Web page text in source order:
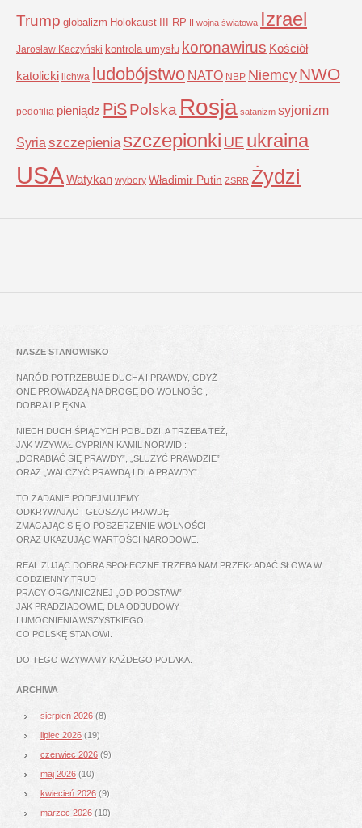
Trump globalizm Holokaust III RP II wojna światowa Izrael
Jarosław Kaczyński kontrola umysłu koronawirus Kościół
katolicki lichwa ludobójstwo NATO NBP NiemcyNWO
pedofilia pieniądz PiSPolska Rosja satanizm syjonizm
Syria szczepienia szczepionki UE ukraina
USAWatykan wybory Władimir Putin ZSRR Żydzi
NASZE STANOWISKO
NARÓD POTRZEBUJE DUCHA I PRAWDY, GDYŻ
ONE PROWADZĄ NA DROGĘ DO WOLNOŚCI,
DOBRA I PIĘKNA.
NIECH DUCH ŚPIĄCYCH POBUDZI, A TRZEBA TEŻ,
JAK WZYWAŁ CYPRIAN KAMIL NORWID :
„DORABIAĆ SIĘ PRAWDY”, „SŁUŻYĆ PRAWDZIE”
ORAZ „WALCZYĆ PRAWDĄ I DLA PRAWDY”.
TO ZADANIE PODEJMUJEMY
ODKRYWAJĄC I GŁOSZĄC PRAWDĘ,
ZMAGAJĄC SIĘ O POSZERZENIE WOLNOŚCI
ORAZ UKAZUJĄC WARTOŚCI NARODOWE.
REALIZUJĄC DOBRA SPOŁECZNE TRZEBA NAM PRZEKŁADAĆ SŁOWA W
CODZIENNY TRUD
PRACY ORGANICZNEJ „OD PODSTAW”,
JAK PRADZIADOWIE, DLA ODBUDOWY
I UMOCNIENIA WSZYSTKIEGO,
CO POLSKĘ STANOWI.
DO TEGO WZYWAMY KAŻDEGO POLAKA.
ARCHIWA
sierpień 2026 (8)
lipiec 2026 (19)
czerwiec 2026 (9)
maj 2026 (10)
kwiecień 2026 (9)
marzec 2026 (10)